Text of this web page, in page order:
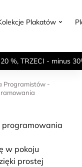
Plakatów
%, TRZECI - minus
Programistów -
w pokoju
prostej